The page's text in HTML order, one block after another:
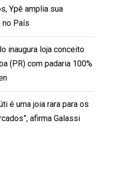
Ypê amplia sua
no País
inaugura loja conceito
(PR) com padaria 100%
é uma joia rara para os
afirma Galassi